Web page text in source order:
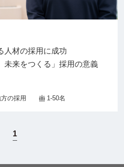
人材の採用に成功
未来をつくる」採用の意義
の採用
1-50名
1